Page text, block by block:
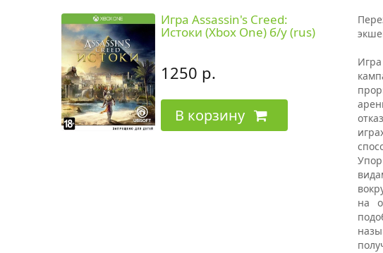
Игра Assassin's Creed:
Истоки (Xbox One) б/у (rus)
1250 р.
В корзину
на